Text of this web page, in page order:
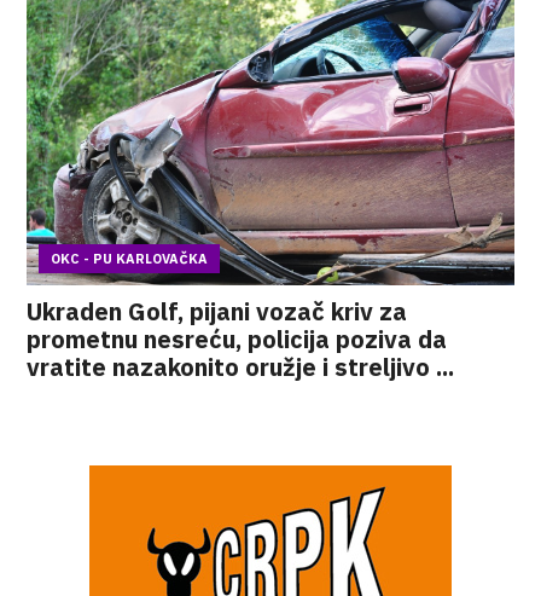
OKC - PU KARLOVAČKA
Ukraden Golf, pijani vozač kriv za
prometnu nesreću, policija poziva da
vratite nazakonito oružje i streljivo ...